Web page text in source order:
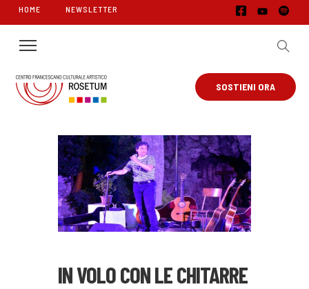
HOME NEWSLETTER
SOSTIENI ORA
IN VOLO CON LE CHITARRE